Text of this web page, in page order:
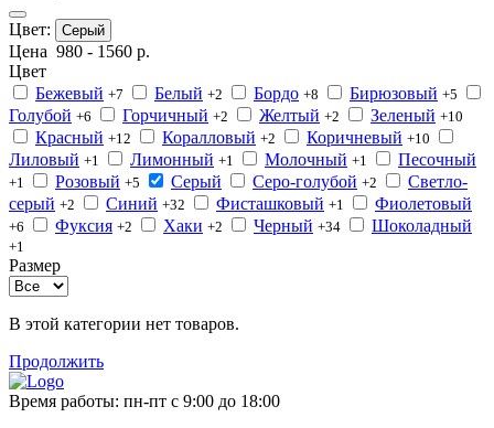
Цвет: Серый
Цена 980 - 1560 р.
Цвет
Бежевый +7 Белый +2 Бордо +8 Бирюзовый +5
Голубой +6 Горчичный +2 Желтый +2 Зеленый +10
Красный +12 Коралловый +2 Коричневый +10
Лиловый +1 Лимонный +1 Молочный +1 Песочный
+1 Розовый +5 Серый Серо-голубой +2
Светло-
серый +2 Синий +32 Фисташковый +1 Фиолетовый
+6 Фуксия +2 Хаки +2 Черный +34 Шоколадный
+1
Размер
В этой категории нет товаров.
Продолжить
Время работы: пн-пт с 9:00 до 18:00